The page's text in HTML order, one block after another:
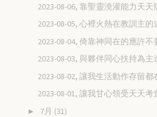
2023-08-06, 靠聖靈澆灌能力天天
2023-08-05, 心裡火熱在教訓主的
2023-08-04, 倚靠神同在的應許不
2023-08-03, 與夥伴同心扶持為主
2023-08-02, 讓我生活動作存留都
2023-08-01, 讓我甘心領受天天考
► 7月 (31)